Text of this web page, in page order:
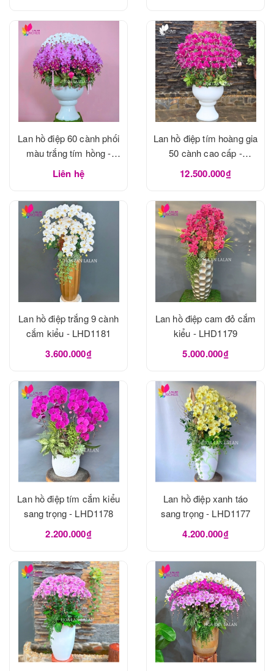
Lan hồ điệp 60 cành phối
màu trắng tím hồng -
LHD1183
Liên hệ
Lan hồ điệp tím hoàng gia
50 cành cao cấp -
LHD1182
12.500.000₫
Lan hồ điệp trắng 9 cành
cắm kiểu - LHD1181
3.600.000₫
Lan hồ điệp cam đỏ cắm
kiểu - LHD1179
5.000.000₫
Lan hồ điệp tím cắm kiểu
sang trọng - LHD1178
2.200.000₫
Lan hồ điệp xanh táo
sang trọng - LHD1177
4.200.000₫